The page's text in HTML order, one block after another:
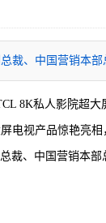
裁、中国营销本部
8K私人影院超
电视产品惊艳亮
裁、中国营销本部